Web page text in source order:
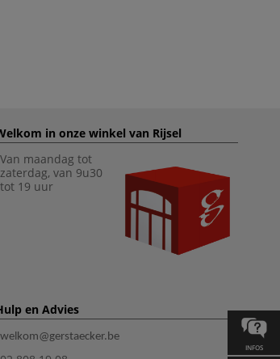
INFOS
in onze winkel van Rijsel
Van maandag tot
zaterdag, van 9u30
tot 19 uur
en Advies
welkom@gerstaecker.be